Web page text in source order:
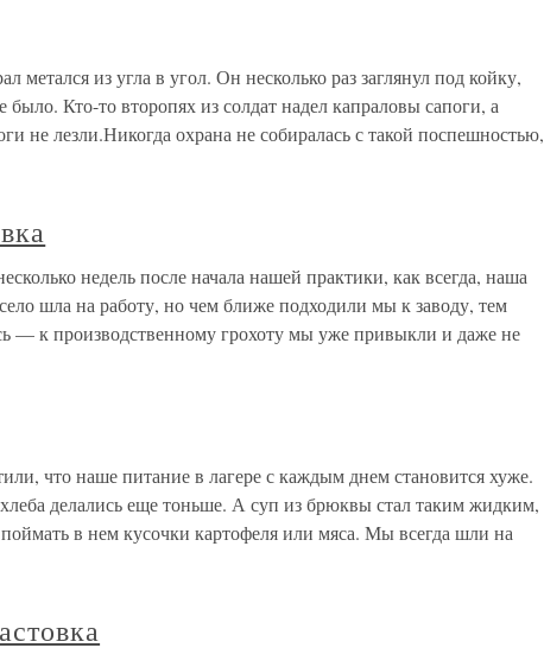
метался из угла в угол. Он несколько раз заглянул под койку,
было. Кто-то второпях из солдат надел капраловы сапоги, а
не лезли.Никогда охрана не собиралась с такой поспешностью,
недель после начала нашей практики, как всегда, наша
шла на работу, но чем ближе подходили мы к заводу, тем
— к производственному грохоту мы уже привыкли и даже не
что наше питание в лагере с каждым днем становится хуже.
делались еще тоньше. А суп из брюквы стал таким жидким,
в нем кусочки картофеля или мяса. Мы всегда шли на